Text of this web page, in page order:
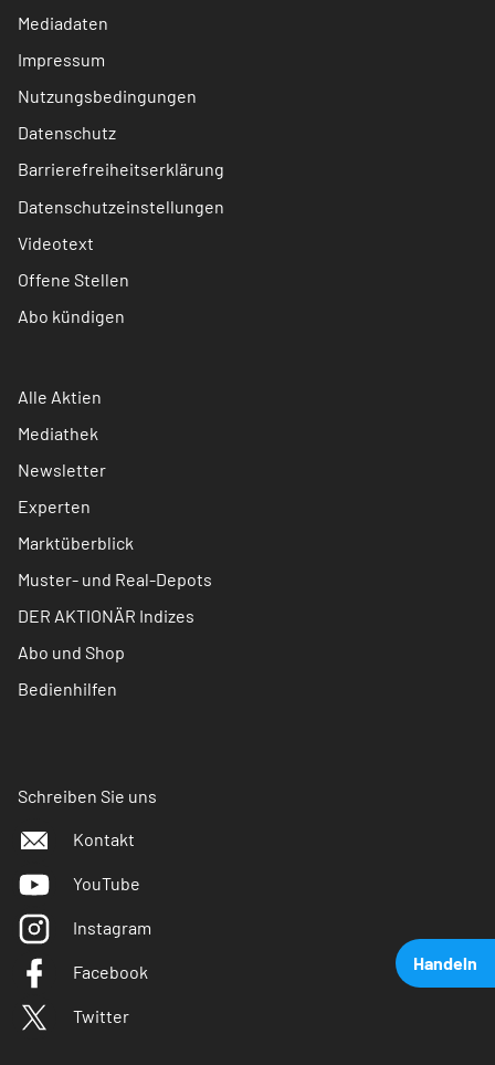
Handeln
Mediadaten
Impressum
Nutzungsbedingungen
Datenschutz
Barrierefreiheitserklärung
Datenschutzeinstellungen
Videotext
Offene Stellen
Abo kündigen
Alle Aktien
Mediathek
Newsletter
Experten
Marktüberblick
Muster- und Real-Depots
DER AKTIONÄR Indizes
Abo und Shop
Bedienhilfen
Schreiben Sie uns
Kontakt
YouTube
Instagram
Facebook
Twitter